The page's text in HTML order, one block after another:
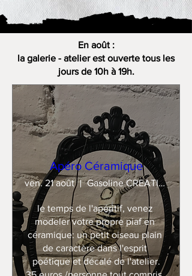
En août :
la galerie - atelier est ouverte tous les
jours de 10h à 19h.
Apéro Céramique
ven. 21 août Gasoline CREATION
le temps de l'apéritif, venez
modeler votre propre piaf en
céramique: un petit oiseau plain
de caractère dans l'esprit
poétique et décalé de l'atelier.